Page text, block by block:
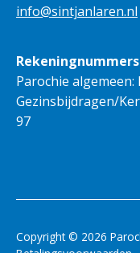
info@sintjanlaren.nl
Parochie algemeen:
Gezinsbijdragen/
97
Copyright © 2026